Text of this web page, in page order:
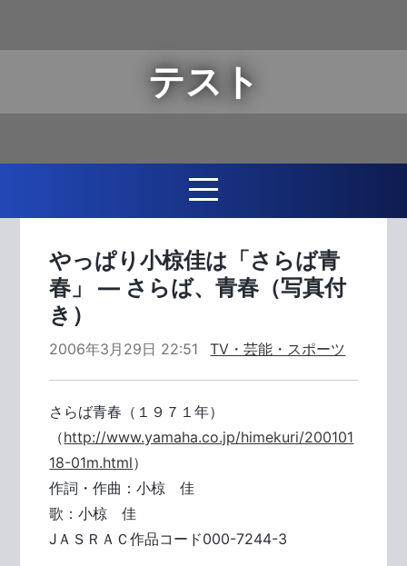
テスト
やっぱり小椋佳は「さらば青
春」 ― さらば、青春（写真付
き）
2006年3月29日 22:51 TV・芸能・スポーツ
さらば青春（１９７１年）
（http://www.yamaha.co.jp/himekuri/200101
18-01m.html）
作詞・作曲：小椋 佳
歌：小椋 佳
JＡＳＲＡＣ作品コード000-7244-3